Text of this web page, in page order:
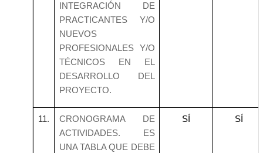
INTEGRACIÓN DE
PRACTICANTES Y/O
NUEVOS
PROFESIONALES Y/O
TÉCNICOS EN EL
DESARROLLO DEL
PROYECTO.
11.
CRONOGRAMA DE
ACTIVIDADES. ES
UNA TABLA QUE DEBE
SÍ SÍ